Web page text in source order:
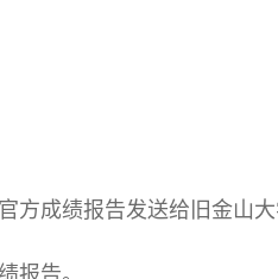
方成绩报告发送给旧金山大
报告。